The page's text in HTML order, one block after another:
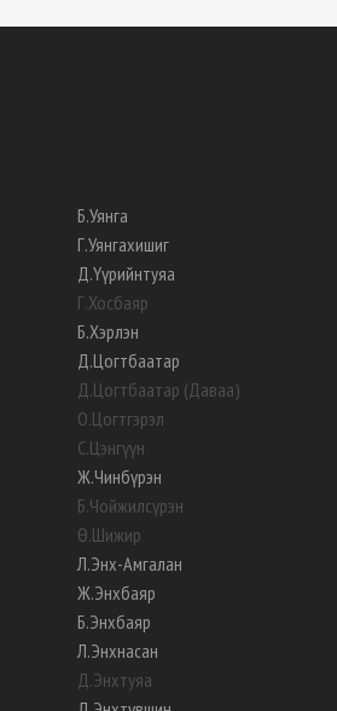
Б.Уянга
Г.Уянгахишиг
Д.Үүрийнтуяа
Г.Хосбаяр
Б.Хэрлэн
Д.Цогтбаатар
Д.Цогтбаатар (Даваа)
О.Цогтгэрэл
С.Цэнгүүн
Ж.Чинбүрэн
Б.Чойжилсүрэн
Ө.Шижир
Л.Энх-Амгалан
Ж.Энхбаяр
Б.Энхбаяр
Л.Энхнасан
Д.Энхтуяа